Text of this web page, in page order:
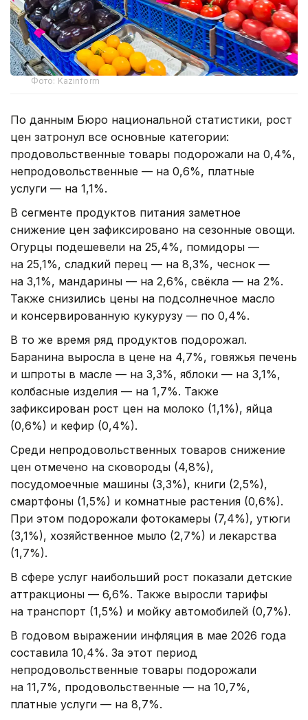
Фото: Kazinform
По данным Бюро национальной статистики, рост
цен затронул все основные категории:
продовольственные товары подорожали на 0,4%,
непродовольственные — на 0,6%, платные
услуги — на 1,1%.
В сегменте продуктов питания заметное
снижение цен зафиксировано на сезонные овощи.
Огурцы подешевели на 25,4%, помидоры —
на 25,1%, сладкий перец — на 8,3%, чеснок —
на 3,1%, мандарины — на 2,6%, свёкла — на 2%.
Также снизились цены на подсолнечное масло
и консервированную кукурузу — по 0,4%.
В то же время ряд продуктов подорожал.
Баранина выросла в цене на 4,7%, говяжья печень
и шпроты в масле — на 3,3%, яблоки — на 3,1%,
колбасные изделия — на 1,7%. Также
зафиксирован рост цен на молоко (1,1%), яйца
(0,6%) и кефир (0,4%).
Среди непродовольственных товаров снижение
цен отмечено на сковороды (4,8%),
посудомоечные машины (3,3%), книги (2,5%),
смартфоны (1,5%) и комнатные растения (0,6%).
При этом подорожали фотокамеры (7,4%), утюги
(3,1%), хозяйственное мыло (2,7%) и лекарства
(1,7%).
В сфере услуг наибольший рост показали детские
аттракционы — 6,6%. Также выросли тарифы
на транспорт (1,5%) и мойку автомобилей (0,7%).
В годовом выражении инфляция в мае 2026 года
составила 10,4%. За этот период
непродовольственные товары подорожали
на 11,7%, продовольственные — на 10,7%,
платные услуги — на 8,7%.